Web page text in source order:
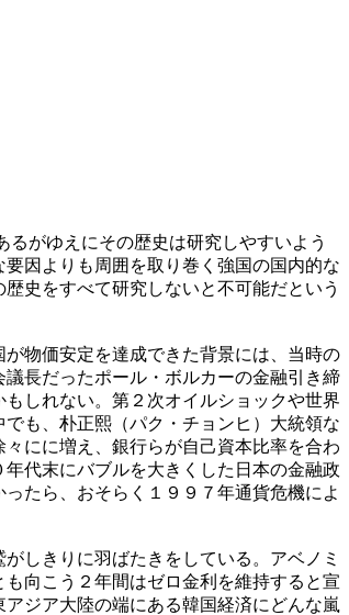
がゆえにその歴史は研究しやすいよう
因よりも周囲を取り巻く強国の国内的な
史をすべて研究しないと不可能だという
物価安定を達成できた背景には、当時の
長だったポール・ボルカーの金融引き締
しれない。第２次オイルショックや世界
も、朴正熙（パク・チョンヒ）大統領な
にに増え、銀行らが自己資本比率を合わ
代末にバブルを大きくした日本の金融政
たら、おそらく１９９７年通貨危機によ
しきりに羽ばたきをしている。アベノミ
向こう２年間はゼロ金利を維持すると宣
ジア大陸の端にある韓国経済にどんな嵐